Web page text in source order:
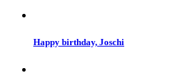
Happy birthday, Joschi